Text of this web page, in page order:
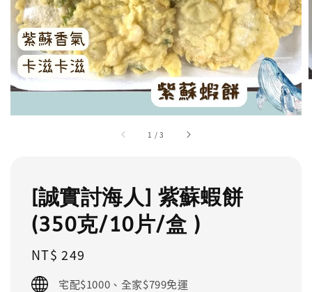
1 /3
[誠實討海人] 紫蘇蝦餅
(350克/10片/盒 )
Regular
price
NT$ 249
宅配$1000、全家$799免運